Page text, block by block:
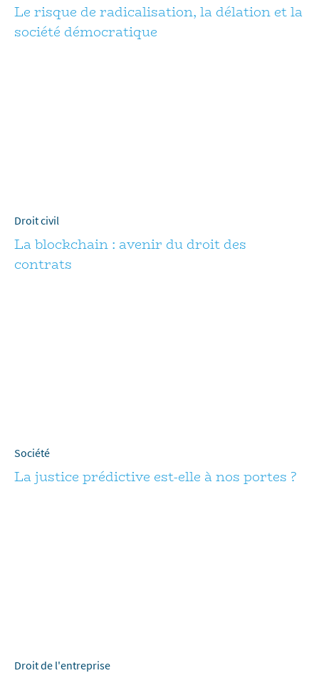
Le risque de radicalisation, la délation et la
société démocratique
Droit civil
La blockchain : avenir du droit des
contrats
Société
La justice prédictive est-elle à nos portes ?
Droit de l'entreprise